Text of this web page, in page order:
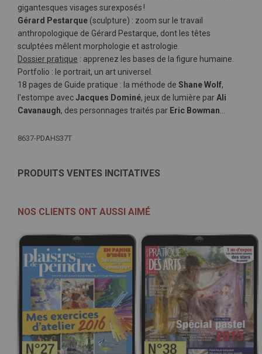
gigantesques visages surexposés !
Gérard Pestarque (sculpture) : zoom sur le travail
anthropologique de Gérard Pestarque, dont les têtes
sculptées mêlent morphologie et astrologie.
Dossier pratique : apprenez les bases de la figure humaine.
Portfolio : le portrait, un art universel.
18 pages de Guide pratique : la méthode de Shane Wolf,
l'estompe avecJacques Dominé, jeux de lumière parAli
Cavanaugh, des personnages traités par Eric Bowman
Plus
8637-PDAHS37T
PRODUITS VENTES INCITATIVES
NOS CLIENTS ONT AUSSI AIMÉ